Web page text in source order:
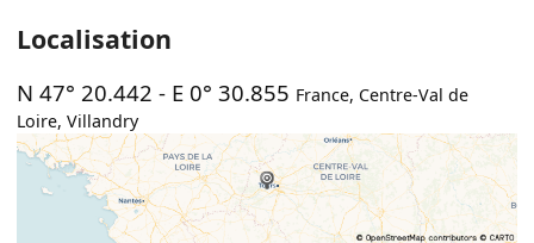
Localisation
N 47° 20.442 - E 0° 30.855 France, Centre-Val de
Loire,Villandry